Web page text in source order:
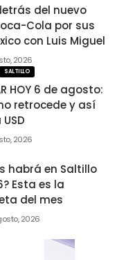
del nuevo
Cola por sus
con Luis Miguel
2026
SALTILLO
HOY 6 de agosto:
retrocede y así
2026
habrá en Saltillo
Esta es la
del mes
2026